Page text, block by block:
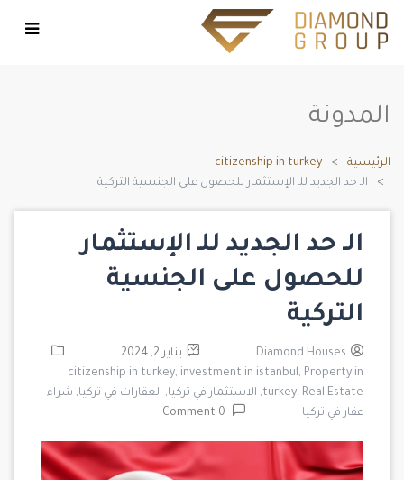
المدونة
الرئيسية
citizenship in turkey
الـ حد الجديد للـ الإستثمار للحصول على الجنسية التركية
الـ حد الجديد للـ الإستثمار
للحصول على الجنسية
التركية
Diamond Houses
يناير 2, 2024
citizenship in turkey, investment in istanbul, Property in
turkey, Real Estate, الاستثمار في تركيا, العقارات في تركيا, شراء
عقار في تركيا